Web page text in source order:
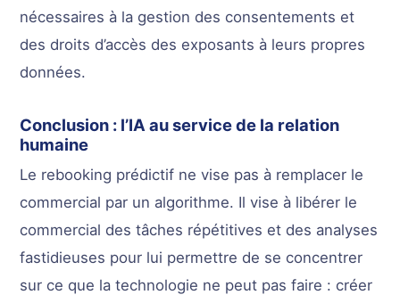
nécessaires à la gestion des consentements et
des droits d’accès des exposants à leurs propres
données.
Conclusion : l’IA au service de la relation
humaine
Le rebooking prédictif ne vise pas à remplacer le
commercial par un algorithme. Il vise à libérer le
commercial des tâches répétitives et des analyses
fastidieuses pour lui permettre de se concentrer
sur ce que la technologie ne peut pas faire : créer